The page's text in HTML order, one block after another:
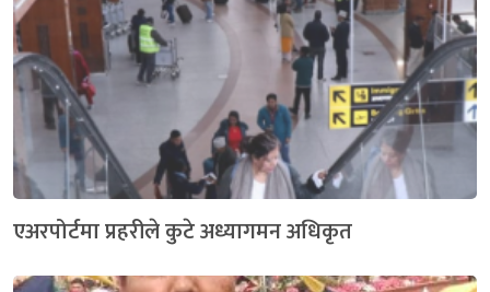
एअरपोर्टमा प्रहरीले कुटे अध्यागमन अधिकृत